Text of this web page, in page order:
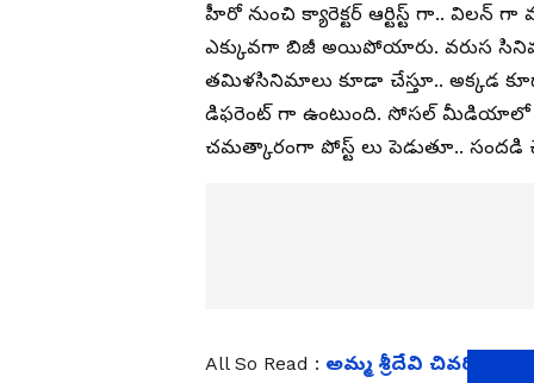
హీరో నుంచి క్యారెక్టర్ ఆర్టిస్ట్ గా..
ఎక్కువగా బిజీ అయిపోయారు. వరుస
తమిళసినిమాలు కూడా చేస్తూ.. అక్కడ
డిఫరెంట్ గా ఉంటుంది. సోసల్
చమత్కారంగా పోస్ట్ లు పెడుతూ.. సందడి
All So Read : అమ్మ శ్రీదేవి చివరి కోరిక